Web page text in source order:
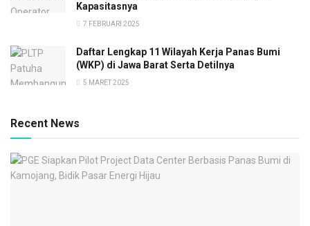
Kapasitasnya
7 FEBRUARI 2025
Daftar Lengkap 11 Wilayah Kerja Panas Bumi
(WKP) di Jawa Barat Serta Detilnya
5 MARET 2025
Recent News